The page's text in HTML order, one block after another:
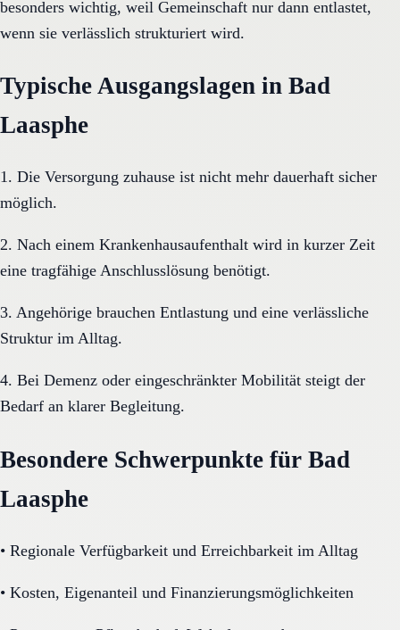
besonders wichtig, weil Gemeinschaft nur dann entlastet,
wenn sie verlässlich strukturiert wird.
Typische Ausgangslagen in Bad
Laasphe
1. Die Versorgung zuhause ist nicht mehr dauerhaft sicher
möglich.
2. Nach einem Krankenhausaufenthalt wird in kurzer Zeit
eine tragfähige Anschlusslösung benötigt.
3. Angehörige brauchen Entlastung und eine verlässliche
Struktur im Alltag.
4. Bei Demenz oder eingeschränkter Mobilität steigt der
Bedarf an klarer Begleitung.
Besondere Schwerpunkte für Bad
Laasphe
• Regionale Verfügbarkeit und Erreichbarkeit im Alltag
• Kosten, Eigenanteil und Finanzierungsmöglichkeiten